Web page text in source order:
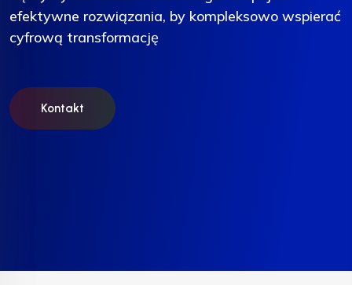
efektywne rozwiązania, by kompleksowo wspierać
cyfrową transformację
Kontakt
efektywne rozwiązania, by kompleksowo wspierać
cyfrową transformację
Kontakt
efektywne rozwiązania, by kompleksowo wspierać
cyfrową transformację
Kontakt